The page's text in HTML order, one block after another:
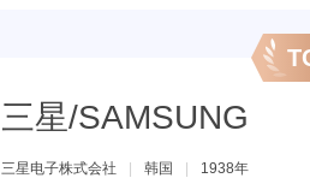
三星/SAMSUNG
三星电子株式会社 韩国 1938年